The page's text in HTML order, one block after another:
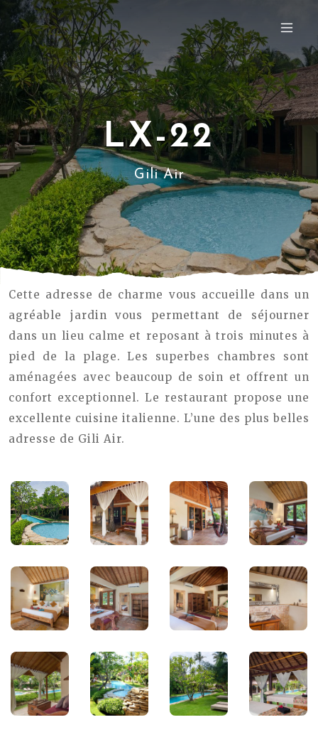
LX-22
Gili Air
Cette adresse de charme vous accueille dans un
agréable jardin vous permettant de séjourner
dans un lieu calme et reposant à trois minutes à
pied de la plage. Les superbes chambres sont
aménagées avec beaucoup de soin et offrent un
confort exceptionnel. Le restaurant propose une
excellente cuisine italienne. L’une des plus belles
adresse de Gili Air.